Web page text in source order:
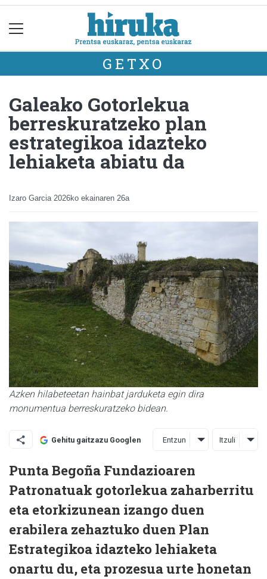
GETXO
Galeako Gotorlekua
berreskuratzeko plan
estrategikoa idazteko
lehiaketa abiatu da
Izaro Garcia 2026ko ekainaren 26a
Azken hilabeteetan hainbat jarduketa egin dira
monumentua berreskuratzeko bidean.
Gehitu gaitzazu Googlen Entzun Itzuli
Punta Begoña Fundazioaren
Patronatuak gotorlekua zaharberritu
eta etorkizunean izango duen
erabilera zehaztuko duen Plan
Estrategikoa idazteko lehiaketa
onartu du, eta prozesua urte honetan